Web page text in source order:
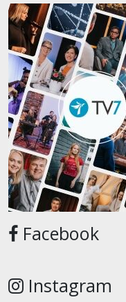
Facebook
Instagram